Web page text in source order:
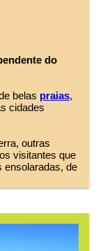
do
belas praias,
cidades
outras
visitantes que
ensolaradas, de